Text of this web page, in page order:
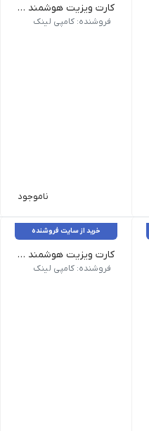
کارت ویزیت هوشمند QR _ لمینت مات دورگرد جنس: گلاسه 300 گرم کُره‌ای
فروشنده: کامپی لینک
ناموجود
خرید از سایت فروشنده
کارت ویزیت هوشمند QR _ کرافت طرح لمینت جنس: گلاسه 300 گرم کُره‌ای
فروشنده: کامپی لینک